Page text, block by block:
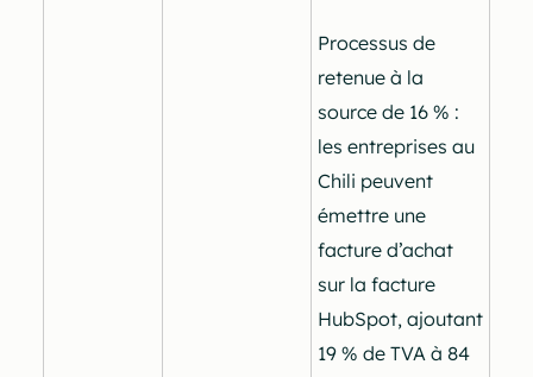
Processus de
retenue à la
source de 16 % :
les entreprises au
Chili peuvent
émettre une
facture d’achat
sur la facture
HubSpot, ajoutant
19 % de TVA à 84